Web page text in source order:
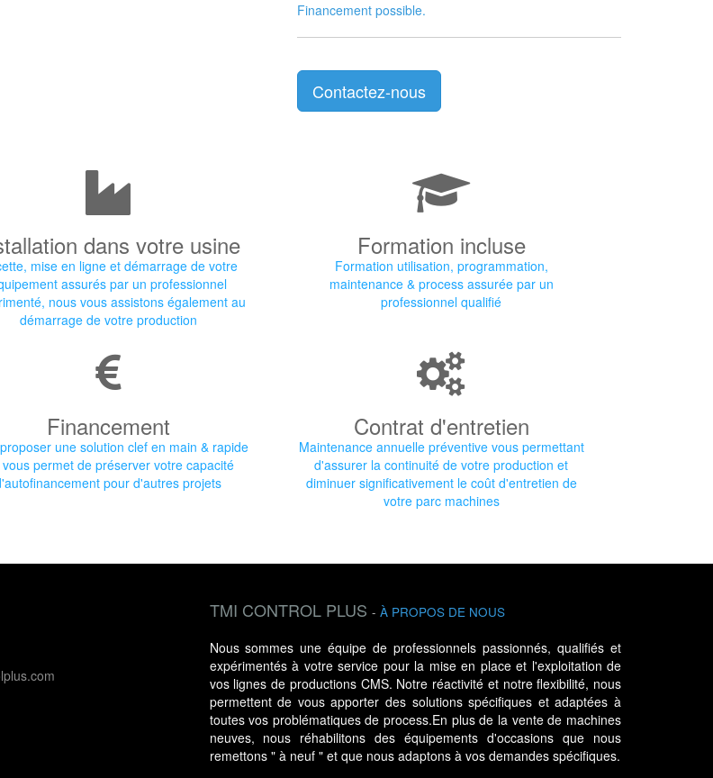
Financement possible.
Contactez-nous
dans votre usine
mise en ligne et démarrage de votre
assurés par un professionnel
nous vous assistons également au
démarrage de votre production
Formation incluse
Formation utilisation, programmation,
maintenance & process assurée par un
professionnel qualifié
Financement
une solution clef en main & rapide
permet de préserver votre capacité
pour d'autres projets
Contrat d'entretien
Maintenance annuelle préventive vous permettant
d'assurer la continuité de votre production et
diminuer significativement le coût d'entretien de
votre parc machines
TMI CONTROL PLUS - À PROPOS DE NOUS
Nous sommes une équipe de professionnels passionnés, qualifiés et
expérimentés à votre service pour la mise en place et l'exploitation de
vos lignes de productions CMS. Notre réactivité et notre flexibilité, nous
permettent de vous apporter des solutions spécifiques et adaptées à
toutes vos problématiques de process.En plus de la vente de machines
neuves, nous réhabilitons des équipements d'occasions que nous
remettons " à neuf " et que nous adaptons à vos demandes spécifiques.